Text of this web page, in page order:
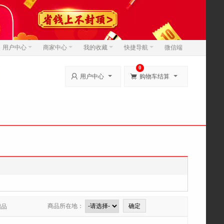
用户中心 商家中心 我的收藏 快捷导航 微信端
 用户中心  购物车结算
0
商品所在地：